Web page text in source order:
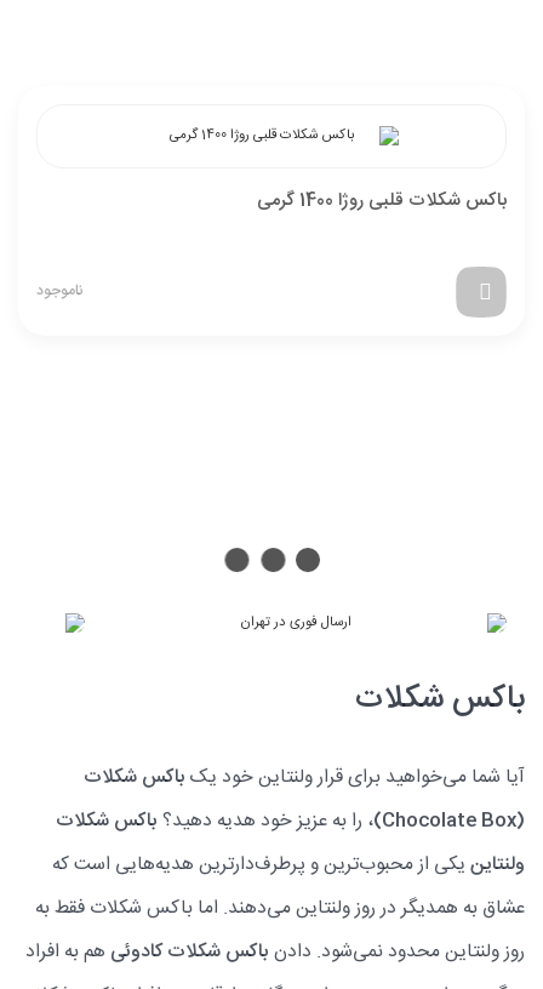
باکس شکلات قلبی روژا 1400 گرمی
ناموجود
باکس شکلات
آیا شما می‌خواهید برای قرار ولنتاین خود یکباکس شکلات
(Chocolate Box)
، را به عزیز خود هدیه دهید؟باکس شکلات
ولنتاینیکی از محبوب‌ترین و پرطرف‌دارترین هدیه‌هایی است که
عشاق به همدیگر در روز ولنتاین می‌دهند. اما باکس شکلات فقط به
روز ولنتاین محدود نمی‌شود. دادنباکس شکلات کادوئی هم به افراد